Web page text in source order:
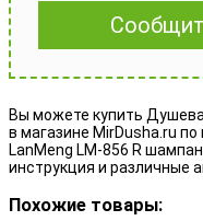
Вы можете купить
в магазине MirDusha.ru
LanMeng LM-856 R
инструкция и различные
Похожие товары: